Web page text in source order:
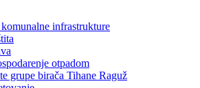
infrastrukture
otpadom
grupe birača Tihane Raguž